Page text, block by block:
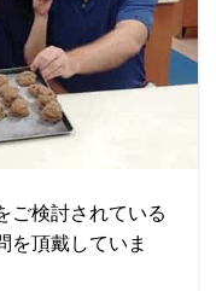
ご検討されている
を頂戴していま